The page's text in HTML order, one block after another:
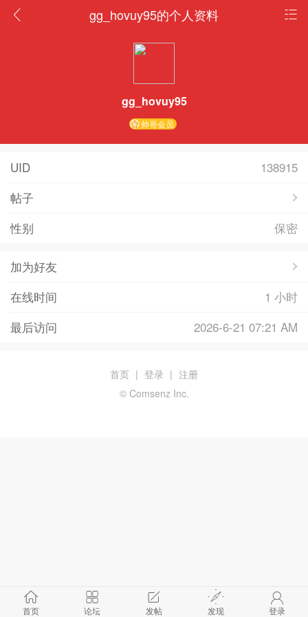
gg_hovuy95的个人资料
gg_hovuy95
帅哥会员
UID
138915
帖子
性别
保密
加为好友
在线时间
1 小时
最后访问
2026-6-21 07:21 AM
首页 论坛 发帖 发现 登录
首页 | 登录 | 注册
© Comsenz Inc.